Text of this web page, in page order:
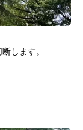
します。